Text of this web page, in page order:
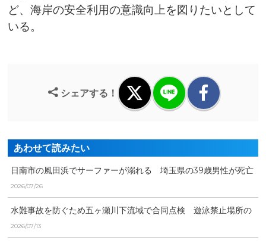
ど、海岸の安全利用の意識向上を図りたいとして
いる。
シェアする！
あわせて読みたい
日南市の風田浜でサーファーが溺れる 埼玉県の39歳男性が死亡
2026/07/26
水難事故を防ぐため五ヶ瀬川下流域で合同点検 遊泳禁止場所の
立ち入り防止策を再確認
2026/07/13